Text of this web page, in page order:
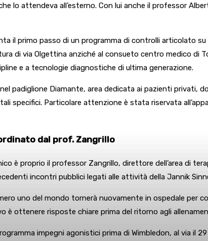
lo attendeva all’esterno. Con lui anche il professor
il primo passo di un programma di controlli articolato
di via Olgettina anziché al consueto centro medico di
e a tecnologie diagnostiche di ultima generazione.
padiglione Diamante, area dedicata ai pazienti privati,
specifici. Particolare attenzione è stata riservata
dal prof. Zangrillo
è proprio il professor Zangrillo, direttore dell’area di
incontri pubblici legati alle attività della Jannik
uno del mondo tornerà nuovamente in ospedale per
è ottenere risposte chiare prima del ritorno agli
impegni agonistici prima di Wimbledon, al via il